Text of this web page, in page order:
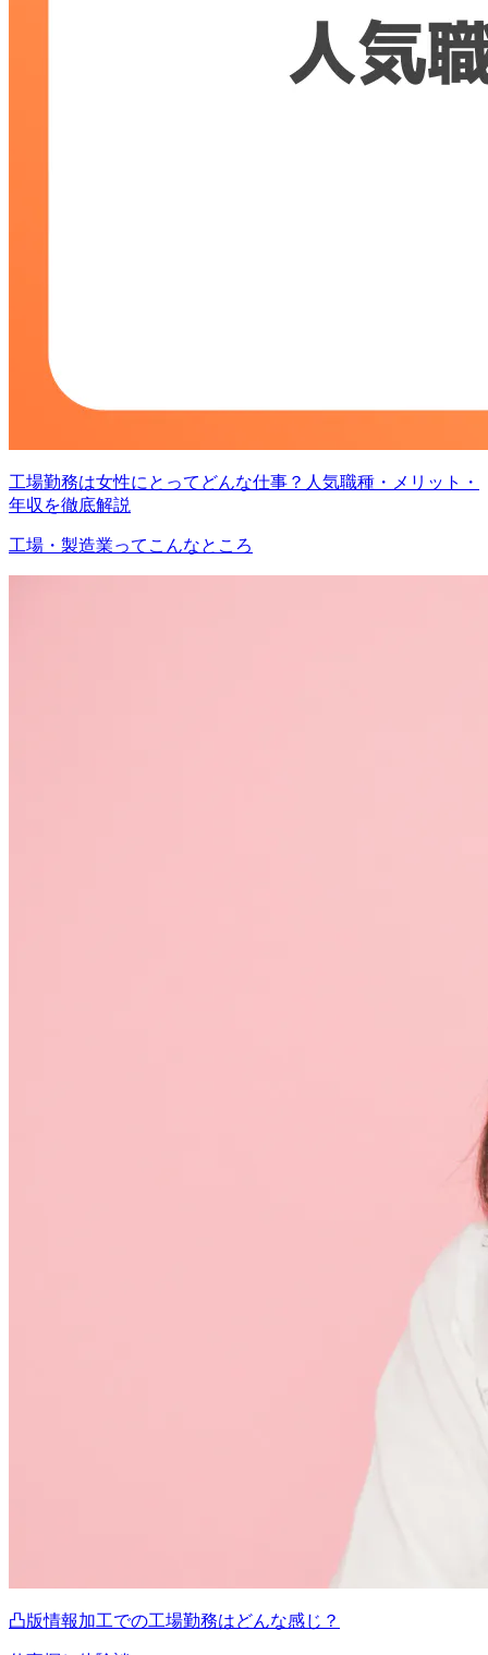
工場勤務は女性にとってどんな仕事？人気職種・メリット・
年収を徹底解説
工場・製造業ってこんなところ
凸版情報加工での工場勤務はどんな感じ？